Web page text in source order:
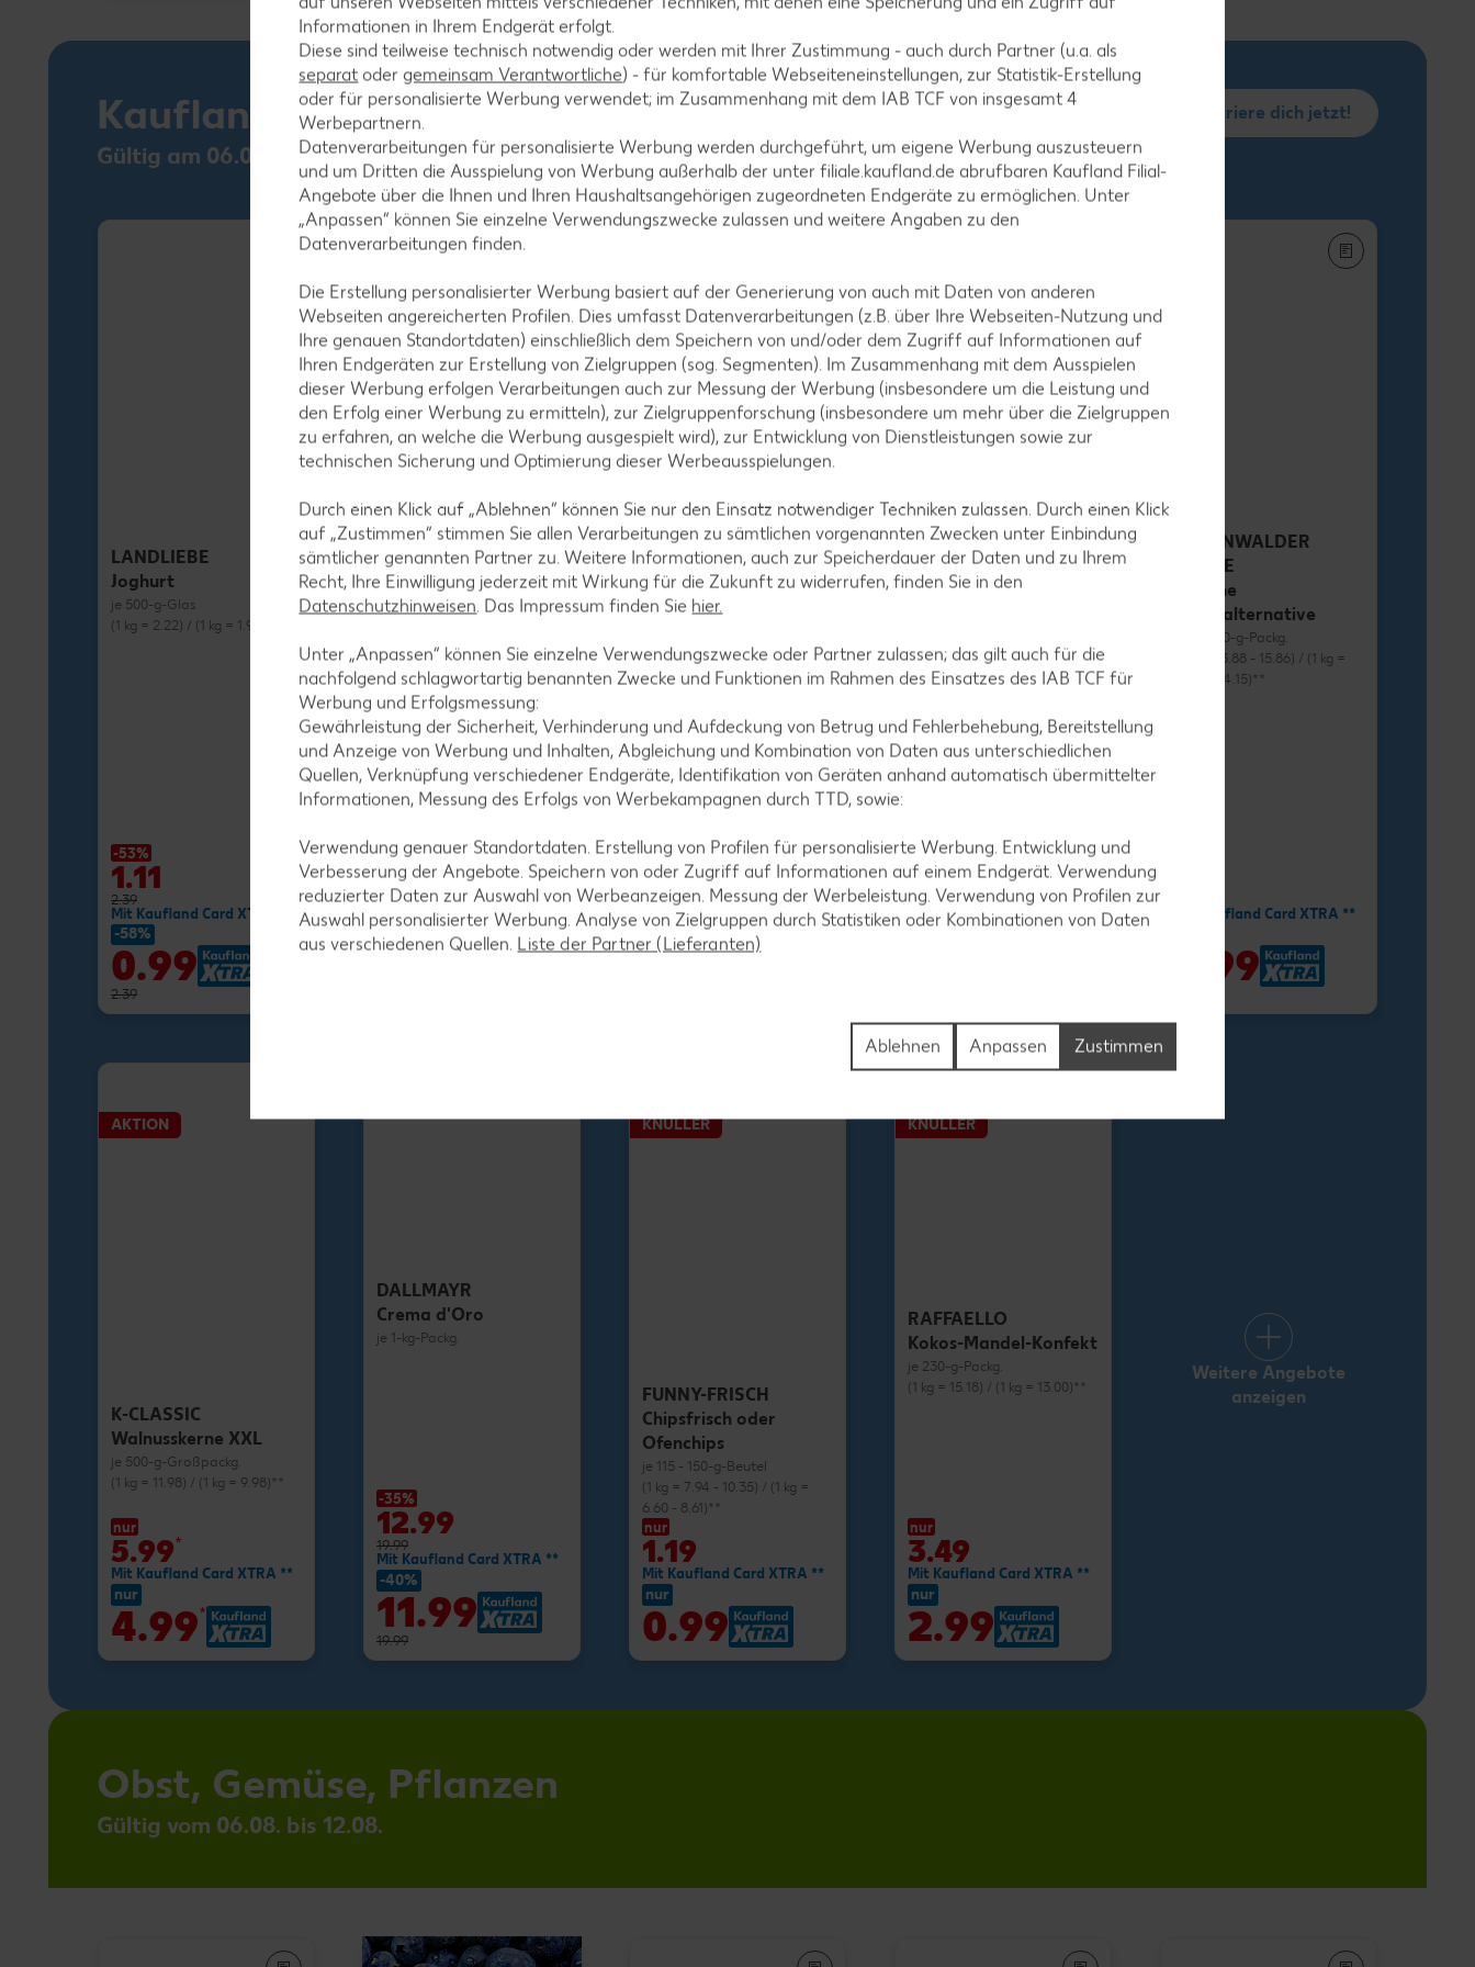
Kaufland Card XTRA
Gültig am 06.08.
Registriere dich jetzt!
LANDLIEBE
Joghurt
je 500-g-Glas
(1 kg = 2.22) / (1 kg = 1.98)**
-53%
1.11
2.39
Mit Kaufland Card XTRA **
-58%
0.99
2.39
MILRAM
Buttermilch-Drink
je 750-g-Fl.
-27%
1.29
1.79
Mit Kaufland Card XTRA **
-37%
1.11
MILRAM
Körniger Frischkäse
je 200-g-Packg.
-23%
1.29
1.69
Mit Kaufland Card XTRA **
-34%
1.11
AKTION
IGLO
Backfisch-Stäbchen
oder Filegro XXL
je 480 - 728-g-Packg.
(1 kg = 6.10 - 9.25) / (1 kg = 5.49
- 8.32)**
nur
4.44*
Mit Kaufland Card XTRA **
RÜGENWALDER
MÜHLE
Vegane
Wurstalternative
je 70 - 80-g-Packg.
(1 kg = 13.88 - 15.86) / (1 kg =
12.38 - 14.15)**
Mit Kaufland Card XTRA **
0.99
AKTION
K-CLASSIC
Walnusskerne XXL
je 500-g-Großpackg.
(1 kg = 11.98) / (1 kg = 9.98)**
nur
5.99*
Mit Kaufland Card XTRA **
nur
4.99*
DALLMAYR
Crema d'Oro
je 1-kg-Packg.
-35%
12.99
19.99
Mit Kaufland Card XTRA **
-40%
11.99
19.99
KNÜLLER
FUNNY-FRISCH
Chipsfrisch oder
Ofenchips
je 115 - 150-g-Beutel
(1 kg = 7.94 - 10.35) / (1 kg =
6.60 - 8.61)**
nur
1.19
Mit Kaufland Card XTRA **
nur
0.99
KNÜLLER
RAFFAELLO
Kokos-Mandel-Konfekt
je 230-g-Packg.
(1 kg = 15.18) / (1 kg = 13.00)**
nur
3.49
Mit Kaufland Card XTRA **
nur
2.99
Weitere Angebote
anzeigen
Obst, Gemüse, Pflanzen
Gültig vom 06.08. bis 12.08.
Informationen in Ihrem Endgerät erfolgt.
Diese sind teilweise technisch notwendig oder werden mit Ihrer Zustimmung - auch durch Partner (u.a. als
separat oder gemeinsam Verantwortliche) - für komfortable Webseiteneinstellungen, zur Statistik-Erstellung
oder für personalisierte Werbung verwendet; im Zusammenhang mit dem IAB TCF von insgesamt4
Werbepartnern.
Datenverarbeitungen für personalisierte Werbung werden durchgeführt, um eigene Werbung auszusteuern
und um Dritten die Ausspielung von Werbung außerhalb der unter filiale.kaufland.de abrufbaren Kaufland Filial-
Angebote über die Ihnen und Ihren Haushaltsangehörigen zugeordneten Endgeräte zu ermöglichen. Unter
„Anpassen“ können Sie einzelne Verwendungszwecke zulassen und weitere Angaben zu den
Datenverarbeitungen finden.
Die Erstellung personalisierter Werbung basiert auf der Generierung von auch mit Daten von anderen
Webseiten angereicherten Profilen. Dies umfasst Datenverarbeitungen (z.B. über Ihre Webseiten-Nutzung und
Ihre genauen Standortdaten) einschließlich dem Speichern von und/oder dem Zugriff auf Informationen auf
Ihren Endgeräten zur Erstellung von Zielgruppen (sog. Segmenten). Im Zusammenhang mit dem Ausspielen
dieser Werbung erfolgen Verarbeitungen auch zur Messung der Werbung (insbesondere um die Leistung und
den Erfolg einer Werbung zu ermitteln), zur Zielgruppenforschung (insbesondere um mehr über die Zielgruppen
zu erfahren, an welche die Werbung ausgespielt wird), zur Entwicklung von Dienstleistungen sowie zur
technischen Sicherung und Optimierung dieser Werbeausspielungen.
Durch einen Klick auf „Ablehnen“ können Sie nur den Einsatz notwendiger Techniken zulassen. Durch einen Klick
auf „Zustimmen“ stimmen Sie allen Verarbeitungen zu sämtlichen vorgenannten Zwecken unter Einbindung
sämtlicher genannten Partner zu. Weitere Informationen, auch zur Speicherdauer der Daten und zu Ihrem
Recht, Ihre Einwilligung jederzeit mit Wirkung für die Zukunft zu widerrufen, finden Sie in den
Datenschutzhinweisen. Das Impressum finden Sie hier.
Unter „Anpassen“ können Sie einzelne Verwendungszwecke oder Partner zulassen; das gilt auch für die
nachfolgend schlagwortartig benannten Zwecke und Funktionen im Rahmen des Einsatzes des IAB TCF für
Werbung und Erfolgsmessung:
Gewährleistung der Sicherheit, Verhinderung und Aufdeckung von Betrug und Fehlerbehebung, Bereitstellung
und Anzeige von Werbung und Inhalten, Abgleichung und Kombination von Daten aus unterschiedlichen
Quellen, Verknüpfung verschiedener Endgeräte, Identifikation von Geräten anhand automatisch übermittelter
Informationen, Messung des Erfolgs von Werbekampagnen durch TTD, sowie:
Verwendung genauer Standortdaten. Erstellung von Profilen für personalisierte Werbung. Entwicklung und
Verbesserung der Angebote. Speichern von oder Zugriff auf Informationen auf einem Endgerät. Verwendung
reduzierter Daten zur Auswahl von Werbeanzeigen. Messung der Werbeleistung. Verwendung von Profilen zur
Auswahl personalisierter Werbung. Analyse von Zielgruppen durch Statistiken oder Kombinationen von Daten
aus verschiedenen Quellen. Liste der Partner (Lieferanten)
Zustimmen
Anpassen
Ablehnen